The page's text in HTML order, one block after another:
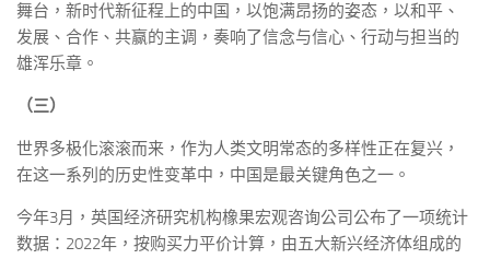
舞台，新时代新征程上的中国，以饱满昂扬的姿态，以和平、
发展、合作、共赢的主调，奏响了信念与信心、行动与担当的
雄浑乐章。
（三）
世界多极化滚滚而来，作为人类文明常态的多样性正在复兴，
在这一系列的历史性变革中，中国是最关键角色之一。
今年3月，英国经济研究机构橡果宏观咨询公司公布了一项统计
数据：2022年，按购买力平价计算，由五大新兴经济体组成的